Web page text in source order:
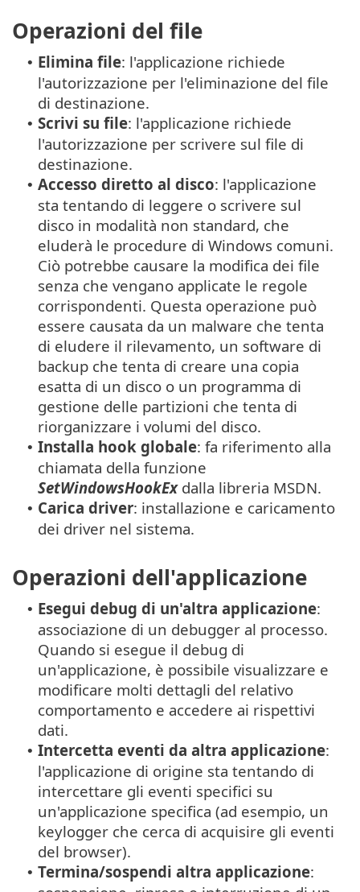
Operazioni del file
• Elimina file: l'applicazione richiede
l'autorizzazione per l'eliminazione del file
di destinazione.
• Scrivi su file: l'applicazione richiede
l'autorizzazione per scrivere sul file di
destinazione.
• Accesso diretto al disco: l'applicazione
sta tentando di leggere o scrivere sul
disco in modalità non standard, che
eluderà le procedure di Windows comuni.
Ciò potrebbe causare la modifica dei file
senza che vengano applicate le regole
corrispondenti. Questa operazione può
essere causata da un malware che tenta
di eludere il rilevamento, un software di
backup che tenta di creare una copia
esatta di un disco o un programma di
gestione delle partizioni che tenta di
riorganizzare i volumi del disco.
• Installa hook globale: fa riferimento alla
chiamata della funzione
SetWindowsHookExdalla libreria MSDN.
• Carica driver: installazione e caricamento
dei driver nel sistema.
Operazioni dell'applicazione
• Esegui debug di un'altra applicazione:
associazione di un debugger al processo.
Quando si esegue il debug di
un'applicazione, è possibile visualizzare e
modificare molti dettagli del relativo
comportamento e accedere ai rispettivi
dati.
• Intercetta eventi da altra applicazione:
l'applicazione di origine sta tentando di
intercettare gli eventi specifici su
un'applicazione specifica (ad esempio, un
keylogger che cerca di acquisire gli eventi
del browser).
• Termina/sospendi altra applicazione: